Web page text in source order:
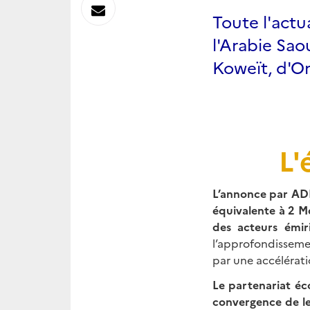
Toute
l'Arabie
Koweït,
L’annonce par
équivalente à 2
des acteurs
par une
Le partenariat
convergence de
Envoyer